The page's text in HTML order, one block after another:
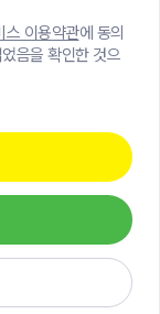
스 이용약관에 동의
음을 확인한 것으